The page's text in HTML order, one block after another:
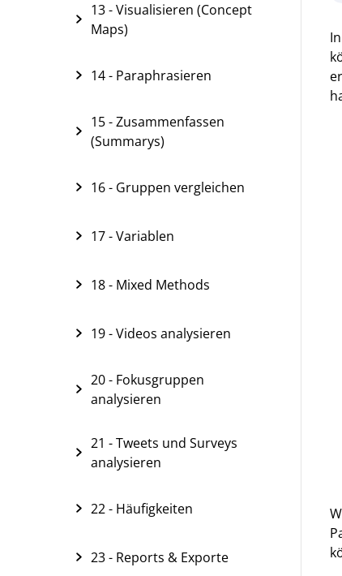
13 - Visualisieren (Concept
Maps)
14 - Paraphrasieren
15 - Zusammenfassen
(Summarys)
16 - Gruppen vergleichen
17 - Variablen
18 - Mixed Methods
19 - Videos analysieren
20 - Fokusgruppen
analysieren
21 - Tweets und Surveys
analysieren
22 - Häufigkeiten
23 - Reports & Exporte